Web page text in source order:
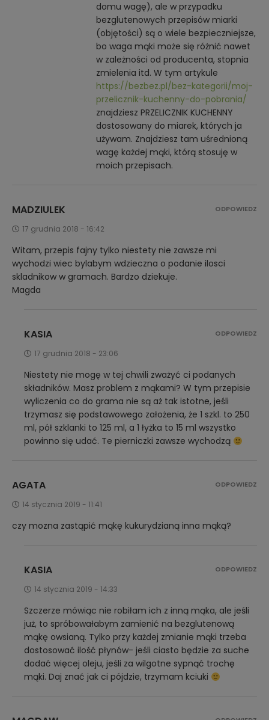
domu wagę), ale w przypadku
bezglutenowych przepisów miarki
(objętości) są o wiele bezpieczniejsze,
bo waga mąki może się różnić nawet
w zależności od producenta, stopnia
zmielenia itd. W tym artykule
https://bezbez.pl/bez-kategorii/moj-
przelicznik-kuchenny-do-pobrania/
znajdziesz PRZELICZNIK KUCHENNY
dostosowany do miarek, których ja
używam. Znajdziesz tam uśrednioną
wagę każdej mąki, którą stosuję w
moich przepisach.
MADZIULEK
17 grudnia 2018 - 16:42
Witam, przepis fajny tylko niestety nie zawsze mi
wychodzi wiec bylabym wdzieczna o podanie ilosci
skladnikow w gramach. Bardzo dziekuje.
Magda
ODPOWIEDZ
KASIA
17 grudnia 2018 - 23:06
Niestety nie mogę w tej chwili zważyć ci podanych
składników. Masz problem z mąkami? W tym przepisie
wyliczenia co do grama nie są aż tak istotne, jeśli
trzymasz się podstawowego założenia, że 1 szkl. to 250
ml, pół szklanki to 125 ml, a 1 łyżka to 15 ml wszystko
powinno się udać. Te pierniczki zawsze wychodzą
ODPOWIEDZ
AGATA
14 stycznia 2019 - 11:41
czy mozna zastąpić mąkę kukurydzianą inna mąką?
ODPOWIEDZ
KASIA
14 stycznia 2019 - 14:33
Szczerze mówiąc nie robiłam ich z inną mąka, ale jeśli
już, to spróbowałabym zamienić na bezglutenową
mąkę owsianą. Tylko przy każdej zmianie mąki trzeba
dostosować ilość płynów- jeśli ciasto będzie za suche
dodać więcej oleju, jeśli za wilgotne sypnąć trochę
mąki. Daj znać jak ci pójdzie, trzymam kciuki
ODPOWIEDZ